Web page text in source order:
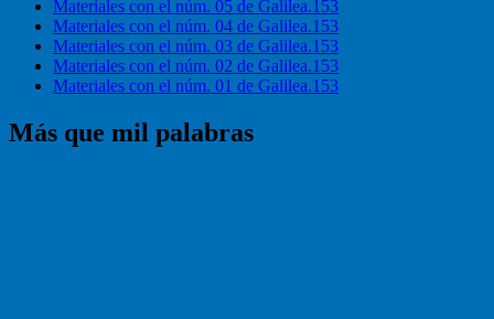
Materiales con el núm. 05 de Galilea.153
Materiales con el núm. 04 de Galilea.153
Materiales con el núm. 03 de Galilea.153
Materiales con el núm. 02 de Galilea.153
Materiales con el núm. 01 de Galilea.153
Más que mil palabras